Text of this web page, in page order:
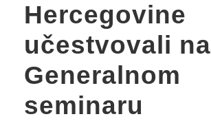
Hercegovine
učestvovali na
Generalnom
seminaru